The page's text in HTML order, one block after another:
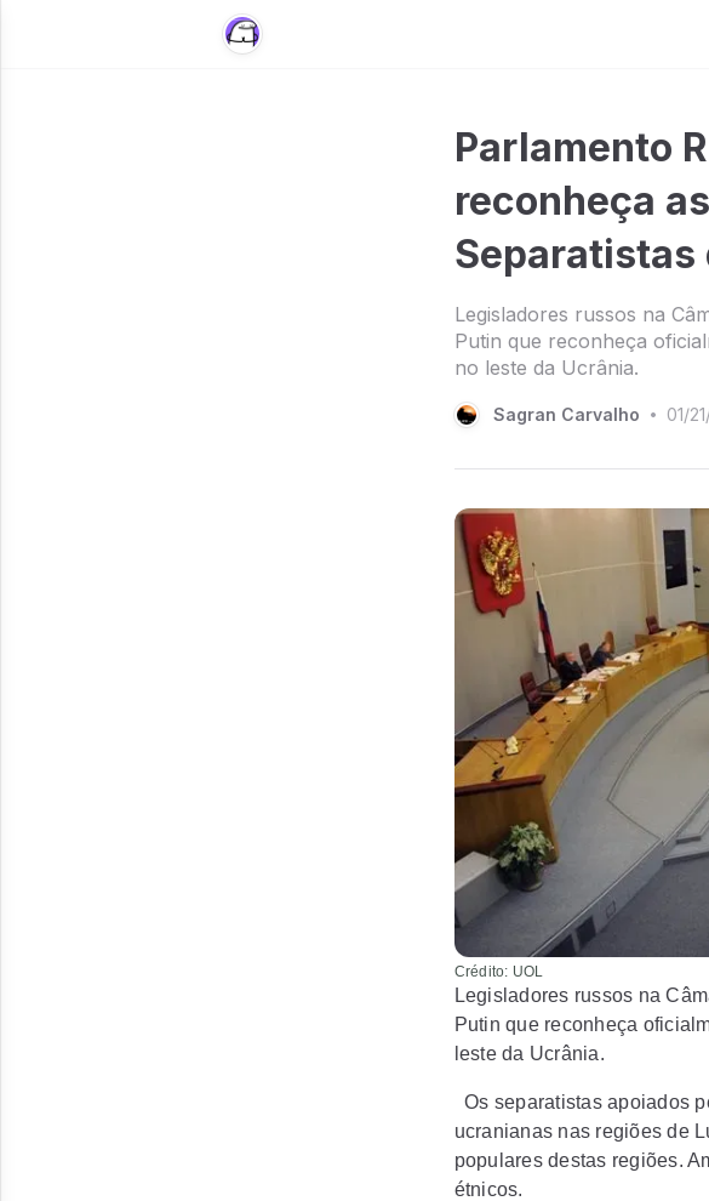
Parlamento
reconheça
Separatistas
Legisladores russos na
Putin que reconheça
no leste da Ucrânia.
Sagran Carvalho • 01/
Crédito: UOL
Legisladores russos na
Putin que reconheça
leste da Ucrânia.
Os separatistas apoiados
ucranianas nas regiões de
populares destas regiões.
étnicos.